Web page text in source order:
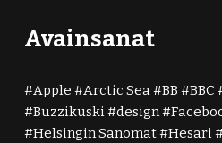
Avainsanat
Apple Arctic Sea BB BBC
Buzzikuski
design
Helsingin Sanomat
Hesari